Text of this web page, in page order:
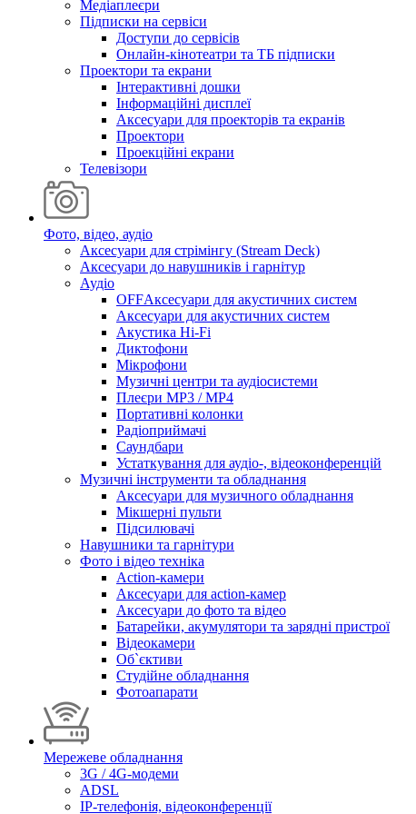
Медіаплеєри
Підписки на сервіси
Доступи до сервісів
Онлайн-кінотеатри та ТБ підписки
Проектори та екрани
Інтерактивні дошки
Інформаційні дисплеї
Аксесуари для проекторів та екранів
Проектори
Проекційні екрани
Телевізори
Фото, відео, аудіо
Аксесуари для стрімінгу (Stream Deck)
Аксесуари до навушників і гарнітур
Аудіо
OFFАксесуари для акустичних систем
Аксесуари для акустичних систем
Акустика Hi-Fi
Диктофони
Мікрофони
Музичні центри та аудіосистеми
Плеєри MP3 / MP4
Портативні колонки
Радіоприймачі
Саундбари
Устаткування для аудіо-, відеоконференцій
Музичні інструменти та обладнання
Аксесуари для музичного обладнання
Мікшерні пульти
Підсилювачі
Навушники та гарнітури
Фото і відео техніка
Action-камери
Аксесуари для action-камер
Аксесуари до фото та відео
Батарейки, акумулятори та зарядні пристрої
Відеокамери
Об`єктиви
Студійне обладнання
Фотоапарати
Мережеве обладнання
3G / 4G-модеми
ADSL
IP-телефонія, відеоконференції